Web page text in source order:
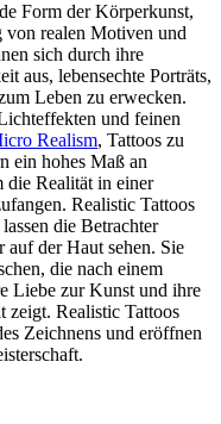
Form der Körperkunst,
von realen Motiven und
sich durch ihre
aus, lebensechte Porträts,
Leben zu erwecken.
und feinen
Realism, Tattoos zu
ein hohes Maß an
die Realität in einer
Realistic Tattoos
die Betrachter
auf der Haut sehen. Sie
die nach einem
Liebe zur Kunst und ihre
zeigt. Realistic Tattoos
Zeichnens und eröffnen